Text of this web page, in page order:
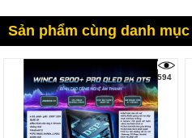
Sản phẩm cùng danh mục
594